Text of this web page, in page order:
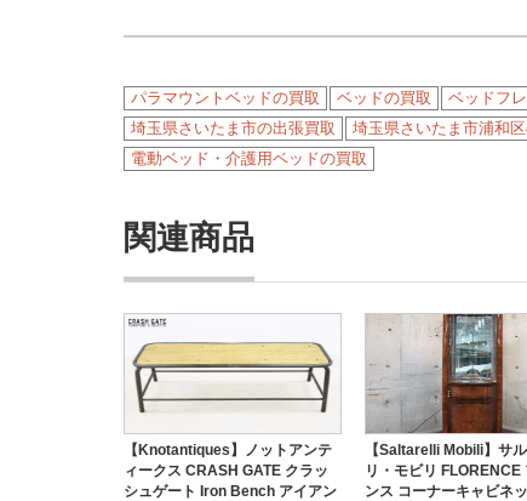
パラマウントベッドの買取 ベッドの買取 ベッドフ
埼玉県さいたま市の出張買取
埼玉県さいたま市浦和
電動ベッド・介護用ベッドの買取
関連商品
【Knotantiques】ノットアンテ
ィークス CRASH GATE クラッ
シュゲート Iron Bench アイアン
【Saltarelli Mobili】サ
リ・モビリ FLORENCE
ンス コーナーキャビネ